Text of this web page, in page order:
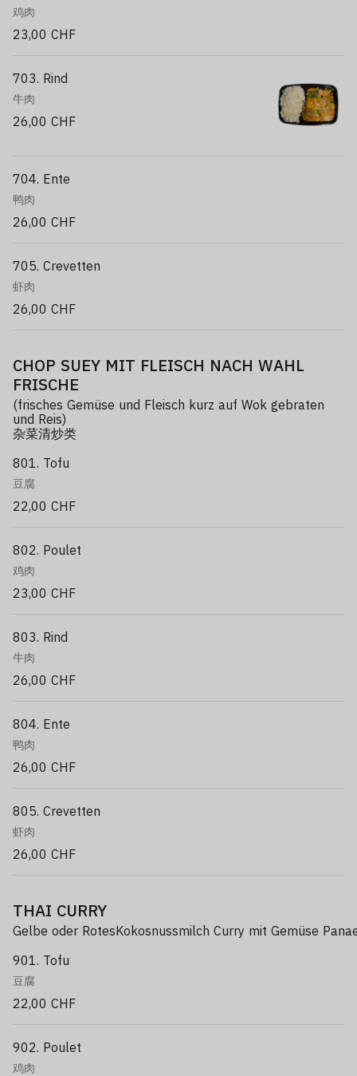
鸡肉
23,00 CHF
703. Rind
牛肉
26,00 CHF
704. Ente
鸭肉
26,00 CHF
705. Crevetten
虾肉
26,00 CHF
CHOP SUEY MIT FLEISCH NACH WAHL
FRISCHE
(frisches Gemüse und Fleisch kurz auf Wok gebraten
und Reis)
杂菜清炒类
801. Tofu
豆腐
22,00 CHF
802. Poulet
鸡肉
23,00 CHF
803. Rind
牛肉
26,00 CHF
804. Ente
鸭肉
26,00 CHF
805. Crevetten
虾肉
26,00 CHF
THAI CURRY
Gelbe oder RotesKokosnussmilch Curry mit Gemüse
901. Tofu
豆腐
22,00 CHF
902. Poulet
鸡肉